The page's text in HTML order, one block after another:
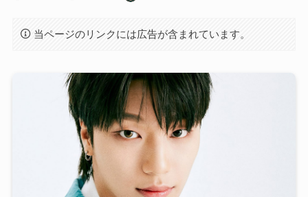
当ページのリンクには広告が含まれています。